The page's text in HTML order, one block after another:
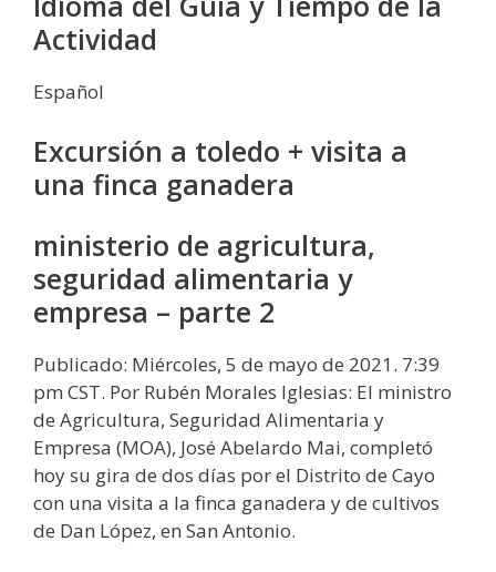
Actividad
Español
Excursión a toledo + visita a
una finca ganadera
ministerio de agricultura,
seguridad alimentaria y
empresa – parte 2
Publicado: Miércoles, 5 de mayo de 2021. 7:39
pm CST. Por Rubén Morales Iglesias: El ministro
de Agricultura, Seguridad Alimentaria y
Empresa (MOA), José Abelardo Mai, completó
hoy su gira de dos días por el Distrito de Cayo
con una visita a la finca ganadera y de cultivos
de Dan López, en San Antonio.